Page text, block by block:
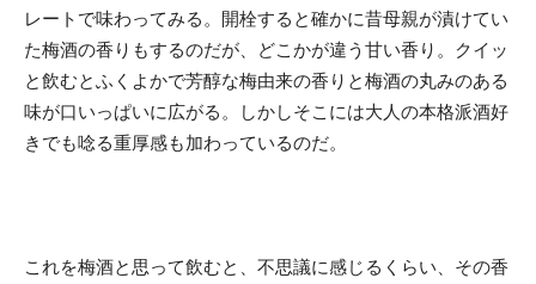
レートで味わってみる。開栓すると確かに昔母親が漬けてい
た梅酒の香りもするのだが、どこかが違う甘い香り。クイッ
と飲むとふくよかで芳醇な梅由来の香りと梅酒の丸みのある
味が口いっぱいに広がる。しかしそこには大人の本格派酒好
きでも唸る重厚感も加わっているのだ。
これを梅酒と思って飲むと、不思議に感じるくらい、その香